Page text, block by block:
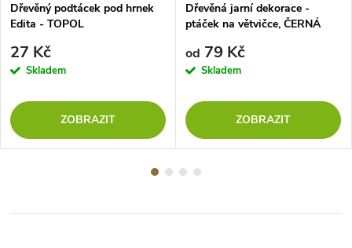
Dřevěný podtácek pod hrnek
Edita - TOPOL
27 Kč
Skladem
ZOBRAZIT
Dřevěná jarní dekorace -
ptáček na větvičce, ČERNÁ
od 79 Kč
Skladem
ZOBRAZIT